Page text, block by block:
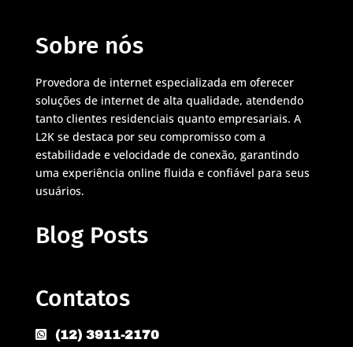
Sobre nós
Provedora de internet especializada em oferecer
soluções de internet de alta qualidade, atendendo
tanto clientes residenciais quanto empresariais. A
L2K se destaca por seu compromisso com a
estabilidade e velocidade de conexão, garantindo
uma experiência online fluida e confiável para seus
usuários.
Blog Posts
Contatos
 (12) 3911-2170